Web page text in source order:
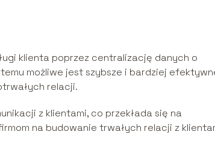
klienta poprzez centralizację danych o
możliwe jest szybsze i bardziej
relacji.
z klientami, co przekłada się na
na budowanie trwałych relacji z